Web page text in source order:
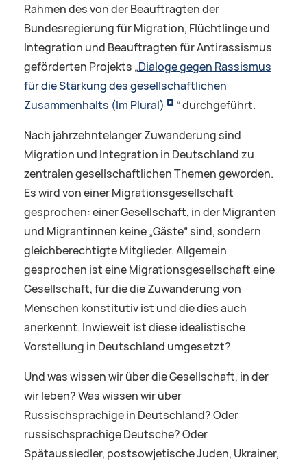
Rahmen des von der Beauftragten der
Bundesregierung für Migration, Flüchtlinge und
Integration und Beauftragten für Antirassismus
geförderten Projekts „Dialoge gegen Rassismus
für die Stärkung des gesellschaftlichen
Zusammenhalts (Im Plural)
” durchgeführt.
Nach jahrzehntelanger Zuwanderung sind
Migration und Integration in Deutschland zu
zentralen gesellschaftlichen Themen geworden.
Es wird von einer Migrationsgesellschaft
gesprochen: einer Gesellschaft, in der Migranten
und Migrantinnen keine „Gäste“ sind, sondern
gleichberechtigte Mitglieder. Allgemein
gesprochen ist eine Migrationsgesellschaft eine
Gesellschaft, für die die Zuwanderung von
Menschen konstitutiv ist und die dies auch
anerkennt. Inwieweit ist diese idealistische
Vorstellung in Deutschland umgesetzt?
Und was wissen wir über die Gesellschaft, in der
wir leben? Was wissen wir über
Russischsprachige in Deutschland? Oder
russischsprachige Deutsche? Oder
Spätaussiedler, postsowjetische Juden, Ukrainer,